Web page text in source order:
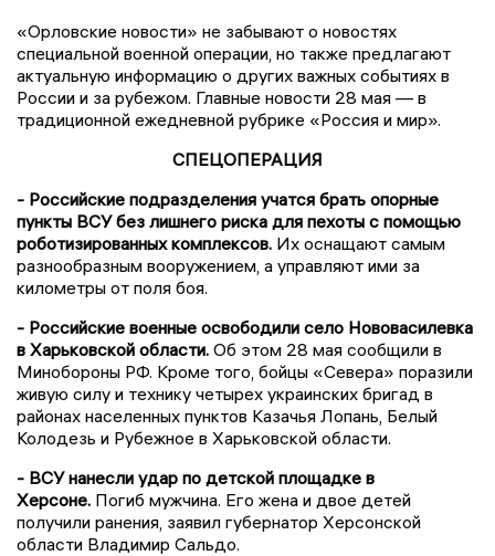
«Орловские новости» не забывают о новостях
специальной военной операции, но также предлагают
актуальную информацию о других важных событиях в
России и за рубежом. Главные новости 28 мая — в
традиционной ежедневной рубрике «Россия и мир».
СПЕЦОПЕРАЦИЯ
- Российские подразделения учатся брать опорные
пункты ВСУ без лишнего риска для пехоты с помощью
роботизированных комплексов. Их оснащают самым
разнообразным вооружением, а управляют ими за
километры от поля боя.
- Российские военные освободили село Нововасилевка
в Харьковской области. Об этом 28 мая сообщили в
Минобороны РФ. Кроме того, бойцы «Севера» поразили
живую силу и технику четырех украинских бригад в
районах населенных пунктов Казачья Лопань, Белый
Колодезь и Рубежное в Харьковской области.
- ВСУ нанесли удар по детской площадке в
Херсоне. Погиб мужчина. Его жена и двое детей
получили ранения, заявил губернатор Херсонской
области Владимир Сальдо.